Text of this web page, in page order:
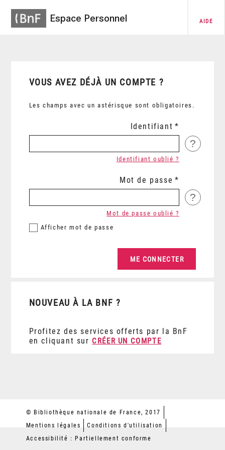
Espace Personnel AIDE
VOUS AVEZ DÉJÀ UN COMPTE ?
Les champs avec un astérisque sont obligatoires.
Identifiant
?
Identifiant oublié ?
Mot de passe
?
Afficher mot de passe
Mot de passe oublié ?
NOUVEAU À LA BNF ?
Profitez des services offerts par la BnF
en cliquant sur CRÉER UN COMPTE
© Bibliothèque nationale de France, 2017
Mentions légales
Conditions d'utilisation
Accessibilité : Partiellement conforme